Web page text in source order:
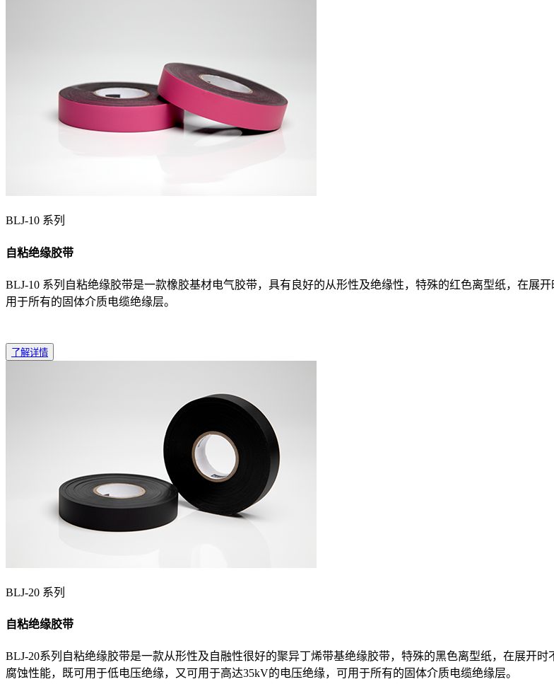
BLJ-10 系列
自粘绝缘胶带
BLJ-10 系列自粘绝缘胶带是一款橡胶基材电气胶带，具有良好的从形性及绝缘性，特殊的红色离型纸，在展
用于所有的固体介质电缆绝缘层。
了解详情
BLJ-20 系列
自粘绝缘胶带
BLJ-20系列自粘绝缘胶带是一款从形性及自融性很好的聚异丁烯带基绝缘胶带，特殊的黑色离型纸，在展开
腐蚀性能，既可用于低电压绝缘，又可用于高达35kV的电压绝缘，可用于所有的固体介质电缆绝缘层。